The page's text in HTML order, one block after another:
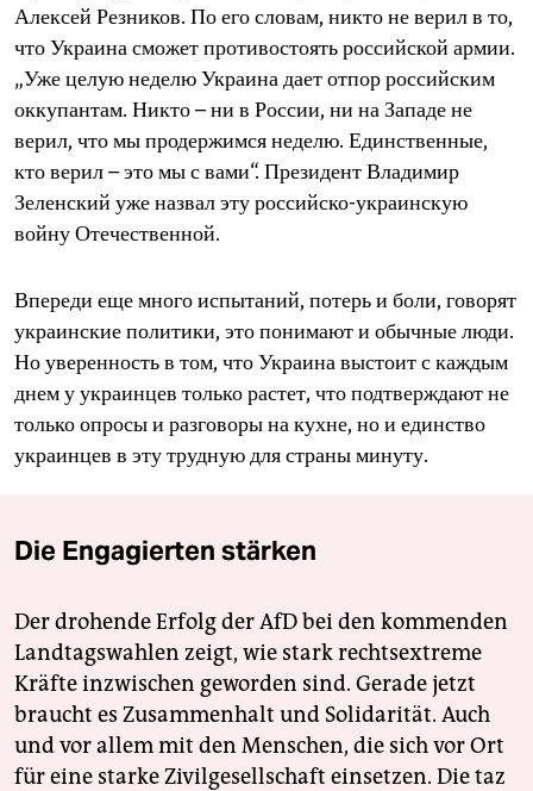
Алексей Резников. По его словам, никто не верил в то,
что Украина сможет противостоять российской армии.
„Уже целую неделю Украина дает отпор российским
оккупантам. Никто – ни в России, ни на Западе не
верил, что мы продержимся неделю. Единственные,
кто верил – это мы с вами“. Президент Владимир
Зеленский уже назвал эту российско-украинскую
войну Отечественной.
Впереди еще много испытаний, потерь и боли, говорят
украинские политики, это понимают и обычные люди.
Но уверенность в том, что Украина выстоит с каждым
днем у украинцев только растет, что подтверждают не
только опросы и разговоры на кухне, но и единство
украинцев в эту трудную для страны минуту.
Die Engagierten stärken
Der drohende Erfolg der AfD bei den kommenden
Landtagswahlen zeigt, wie stark rechtsextreme
Kräfte inzwischen geworden sind. Gerade jetzt
braucht es Zusammenhalt und Solidarität. Auch
und vor allem mit den Menschen, die sich vor Ort
für eine starke Zivilgesellschaft einsetzen. Die taz